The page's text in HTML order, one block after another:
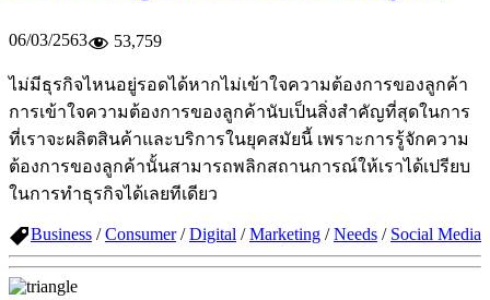
06/03/2563 53,759
ไม่มีธุรกิจไหนอยู่รอดได้หากไม่เข้าใจความต้องการของลูกค้า
การเข้าใจความต้องการของลูกค้านับเป็นสิ่งสำคัญที่สุดในการ
ที่เราจะผลิตสินค้าและบริการในยุคสมัยนี้ เพราะการรู้จักความ
ต้องการของลูกค้านั้นสามารถพลิกสถานการณ์ให้เราได้เปรียบ
ในการทำธุรกิจได้เลยทีเดียว
Business /Consumer/Digital /Marketing /Needs / Social Media